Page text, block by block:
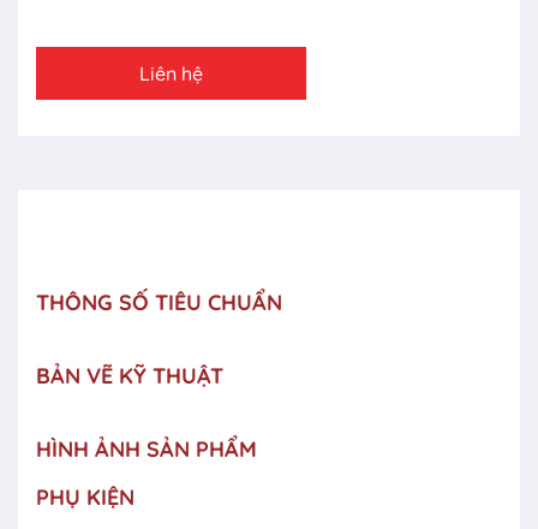
Liên hệ
THÔNG SỐ TIÊU CHUẨN
BẢN VẼ KỸ THUẬT
HÌNH ẢNH SẢN PHẨM
PHỤ KIỆN